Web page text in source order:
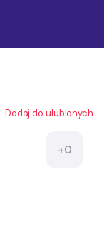
Dodaj do ulubionych
+0